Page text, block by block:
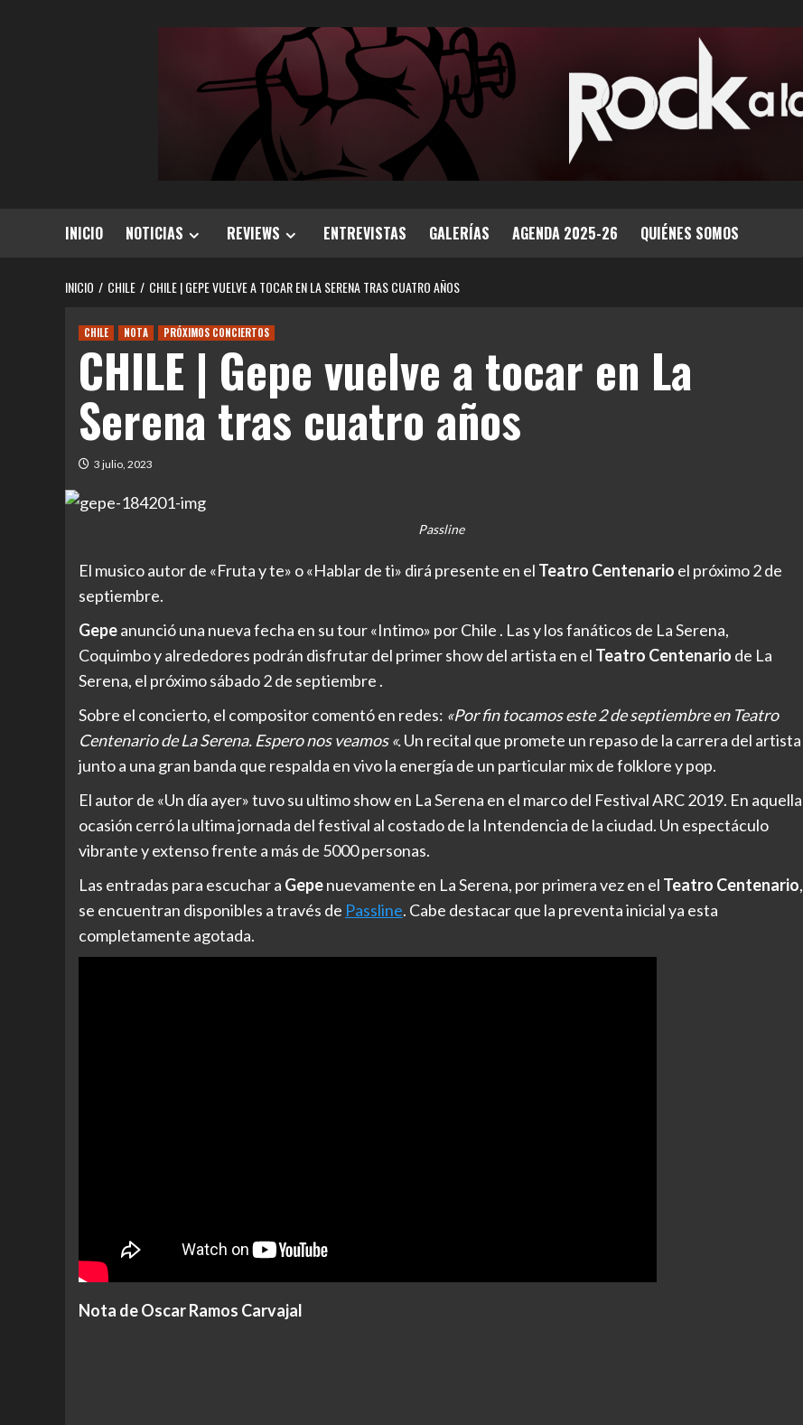
INICIO NOTICIAS REVIEWS ENTREVISTAS GALERÍAS AGENDA 2025-26 QUIÉNES SOMOS
INICIO CHILE CHILE | GEPE VUELVE A TOCAR EN LA SERENA TRAS CUATRO AÑOS
CHILE NOTA PRÓXIMOS CONCIERTOS
CHILE | Gepe vuelve a tocar en La
Serena tras cuatro años
3 julio, 2023
Passline
El musico autor de «Fruta y te» o «Hablar de ti» dirá presente en el Teatro Centenario el próximo 2 de
septiembre.
Gepeanunció una nueva fecha en su tour «Intimo» por Chile . Las y los fanáticos de La Serena,
Coquimbo y alrededores podrán disfrutar del primer show del artista en el Teatro Centenario de La
Serena, el próximo sábado 2 de septiembre .
Sobre el concierto, el compositor comentó en redes: «Por fin tocamos este 2 de septiembre en Teatro
Centenario de La Serena. Espero nos veamos «.Un recital que promete un repaso de la carrera del artista
junto a una gran banda que respalda en vivo la energía de un particular mix de folklore y pop.
El autor de «Un día ayer» tuvo su ultimo show en La Serena en el marco del Festival ARC 2019. En aquella
ocasión cerró la ultima jornada del festival al costado de la Intendencia de la ciudad. Un espectáculo
vibrante y extenso frente a más de 5000 personas.
Las entradas para escuchar a Gepenuevamente en La Serena, por primera vez en el Teatro Centenario,
se encuentran disponibles a través de Passline. Cabe destacar que la preventa inicial ya esta
completamente agotada.
Nota de Oscar Ramos Carvajal